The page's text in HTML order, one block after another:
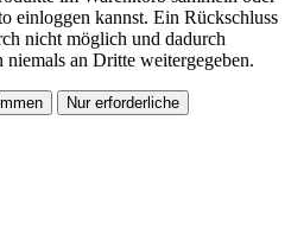
einloggen kannst. Ein Rückschluss
nicht möglich und dadurch
an Dritte weitergegeben.
Nur erforderliche